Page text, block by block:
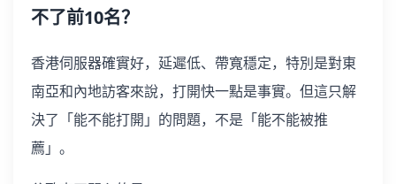
不了前10名？
香港伺服器確實好，延遲低、帶寬穩定，特別是對東
南亞和內地訪客來說，打開快一點是事實。但這只解
決了「能不能打開」的問題，不是「能不能被推
薦」。